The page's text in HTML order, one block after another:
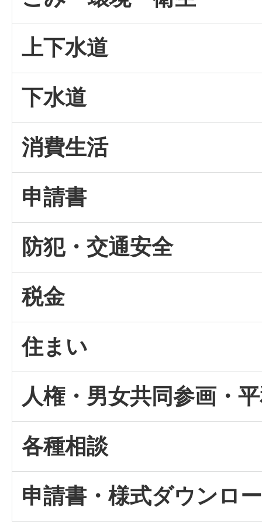
上下水道
下水道
消費生活
申請書
防犯・交通安全
税金
住まい
人権・男女共同参画・
各種相談
申請書・様式ダウンロ